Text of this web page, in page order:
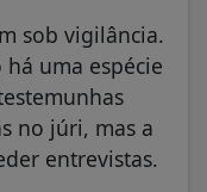
sob vigilância.
uma espécie
no júri, mas a
entrevistas.